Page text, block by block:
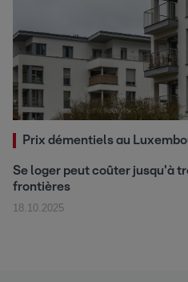
Prix démentiels au
Se loger peut coûter jusqu'à
frontières
18.10.2025